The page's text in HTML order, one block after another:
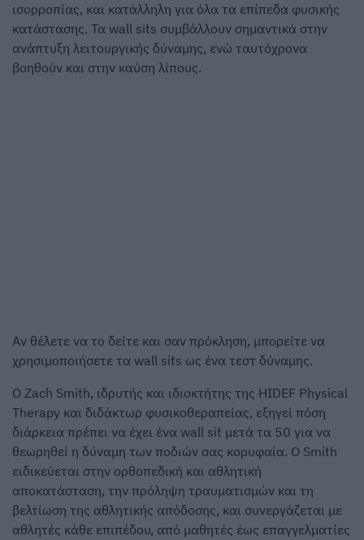
ισορροπίας, και κατάλληλη για όλα τα επίπεδα φυσικής
κατάστασης. Τα wall sits συμβάλλουν σημαντικά στην
ανάπτυξη λειτουργικής δύναμης, ενώ ταυτόχρονα
βοηθούν και στην καύση λίπους.
Αν θέλετε να το δείτε και σαν πρόκληση, μπορείτε να
χρησιμοποιήσετε τα wall sits ως ένα τεστ δύναμης.
Ο Zach Smith, ιδρυτής και ιδιοκτήτης της HIDEF Physical
Therapy και διδάκτωρ φυσικοθεραπείας, εξηγεί πόση
διάρκεια πρέπει να έχει ένα wall sit μετά τα 50 για να
θεωρηθεί η δύναμη των ποδιών σας κορυφαία. Ο Smith
ειδικεύεται στην ορθοπεδική και αθλητική
αποκατάσταση, την πρόληψη τραυματισμών και τη
βελτίωση της αθλητικής απόδοσης, και συνεργάζεται με
αθλητές κάθε επιπέδου, από μαθητές έως επαγγελματίες